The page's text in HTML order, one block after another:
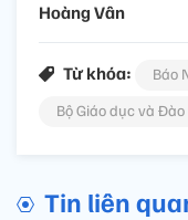
Hoàng Vân
Từ khóa:
Báo
Bộ Giáo dục và
Tin liên